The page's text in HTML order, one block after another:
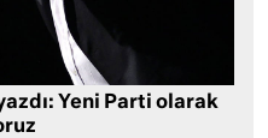
Yeni Parti olarak